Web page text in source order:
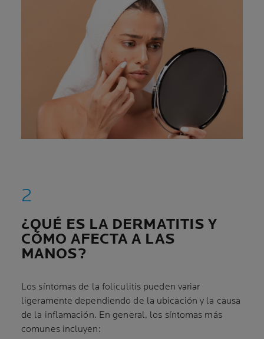
¿QUÉ ES LA DERMATITIS Y
CÓMO AFECTA A LAS
MANOS?
Los síntomas de la foliculitis pueden variar
ligeramente dependiendo de la ubicación y la causa
de la inflamación. En general, los síntomas más
comunes incluyen: